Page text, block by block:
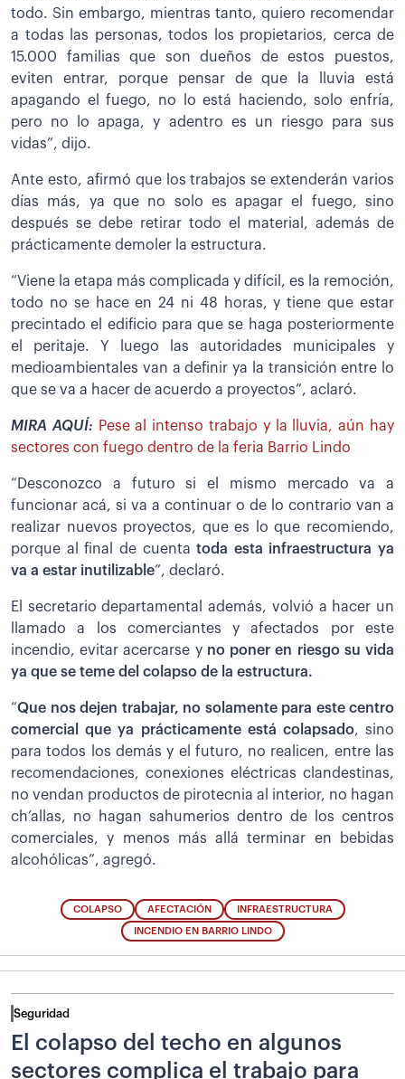
todo. Sin embargo, mientras tanto, quiero recomendar
a todas las personas, todos los propietarios, cerca de
15.000 familias que son dueños de estos puestos,
eviten entrar, porque pensar de que la lluvia está
apagando el fuego, no lo está haciendo, solo enfría,
pero no lo apaga, y adentro es un riesgo para sus
vidas”, dijo.
Ante esto, afirmó que los trabajos se extenderán varios
días más, ya que no solo es apagar el fuego, sino
después se debe retirar todo el material, además de
prácticamente demoler la estructura.
“Viene la etapa más complicada y difícil, es la remoción,
todo no se hace en 24 ni 48 horas, y tiene que estar
precintado el edificio para que se haga posteriormente
el peritaje. Y luego las autoridades municipales y
medioambientales van a definir ya la transición entre lo
que se va a hacer de acuerdo a proyectos”, aclaró.
MIRA AQUÍ: Pese al intenso trabajo y la lluvia, aún hay
sectores con fuego dentro de la feria Barrio Lindo
“Desconozco a futuro si el mismo mercado va a
funcionar acá, si va a continuar o de lo contrario van a
realizar nuevos proyectos, que es lo que recomiendo,
porque al final de cuentatoda esta infraestructura ya
va a estar inutilizable”, declaró.
El secretario departamental además, volvió a hacer un
llamado a los comerciantes y afectados por este
incendio, evitar acercarse y no poner en riesgo su vida
ya que se teme del colapso de la estructura.
“Que nos dejen trabajar, no solamente para este centro
comercial que ya prácticamente está colapsado, sino
para todos los demás y el futuro, no realicen, entre las
recomendaciones, conexiones eléctricas clandestinas,
no vendan productos de pirotecnia al interior, no hagan
ch’allas, no hagan sahumerios dentro de los centros
comerciales, y menos más allá terminar en bebidas
alcohólicas”, agregó.
COLAPSO AFECTACIÓN INFRAESTRUCTURA
INCENDIO EN BARRIO LINDO
Seguridad
El colapso del techo en algunos
sectores complica el trabajo para